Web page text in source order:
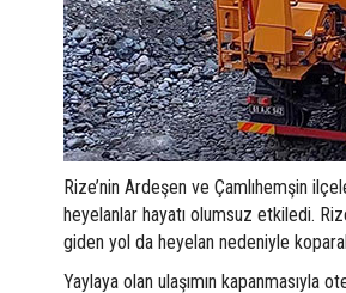
Rize’nin Ardeşen ve Çamlıhemşin
heyelanlar hayatı olumsuz etkiledi.
giden yol da heyelan nedeniyle
Yaylaya olan ulaşımın